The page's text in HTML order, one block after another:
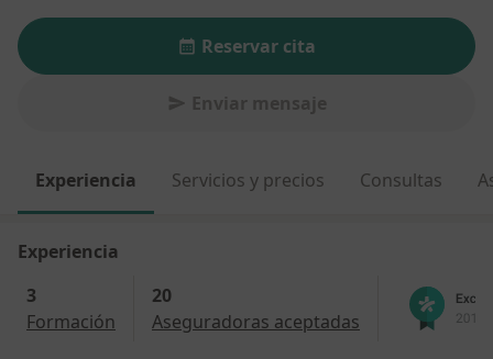
Reservar cita
Enviar mensaje
Experiencia Servicios y precios Consultas
Experiencia
3
Formación
20
Aseguradoras aceptadas